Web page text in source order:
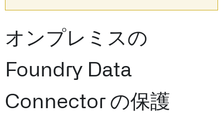
オンプレミスの
Foundry Data
Connector の保護